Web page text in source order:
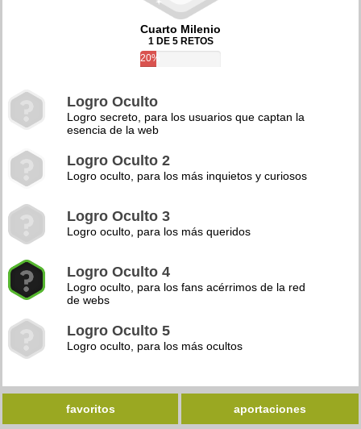
Cuarto Milenio
1 DE 5 RETOS
20%
Logro Oculto
Logro secreto, para los usuarios que captan la
esencia de la web
Logro Oculto 2
Logro oculto, para los más inquietos y curiosos
Logro Oculto 3
Logro oculto, para los más queridos
Logro Oculto 4
Logro oculto, para los fans acérrimos de la red
de webs
Logro Oculto 5
Logro oculto, para los más ocultos
favoritos aportaciones